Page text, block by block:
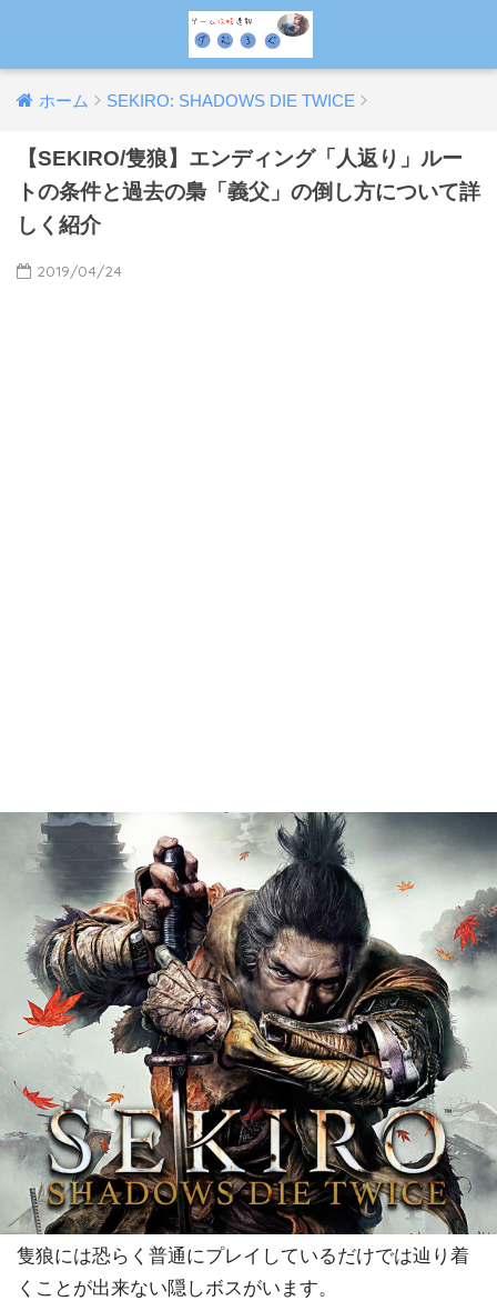
ホーム SEKIRO: SHADOWS DIE TWICE
【SEKIRO/隻狼】エンディング「人返り」ルー
トの条件と過去の梟「義父」の倒し方について詳
しく紹介
2019/04/24
隻狼には恐らく普通にプレイしているだけでは辿り着
くことが出来ない隠しボスがいます。